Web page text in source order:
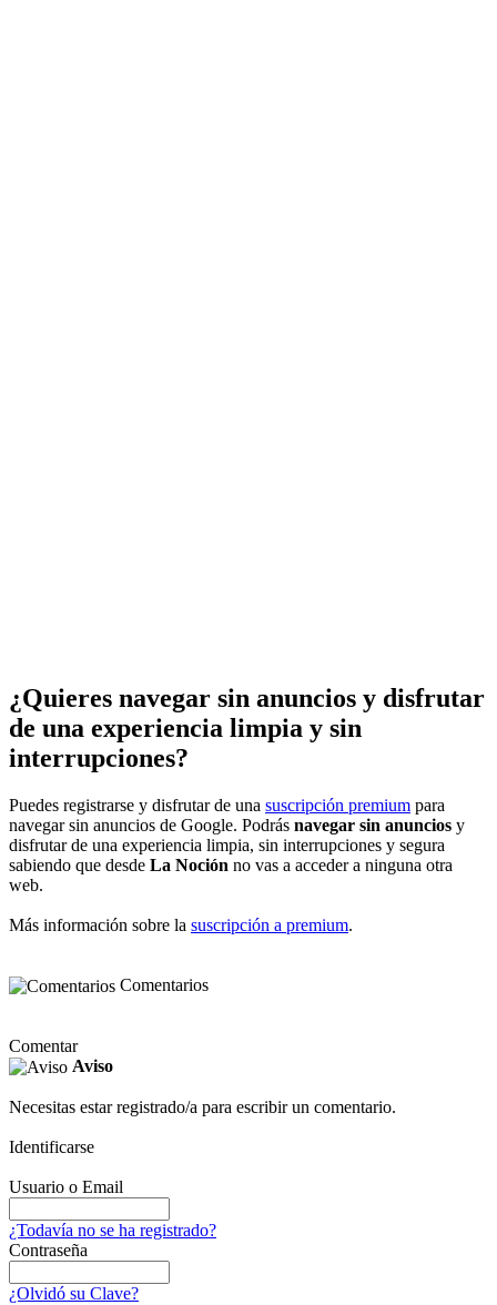
¿Quieres navegar sin anuncios y disfrutar
de una experiencia limpia y sin
interrupciones?
Puedes registrarse y disfrutar de una suscripción premium para
navegar sin anuncios de Google. Podrás navegar sin anuncios y
disfrutar de una experiencia limpia, sin interrupciones y segura
sabiendo que desde La Noción no vas a acceder a ninguna otra
web.
Más información sobre la suscripción a premium.
Comentarios
Comentar
Aviso
Necesitas estar registrado/a para escribir un comentario.
Identificarse
Usuario o Email
¿Todavía no se ha registrado?
Contraseña
¿Olvidó su Clave?